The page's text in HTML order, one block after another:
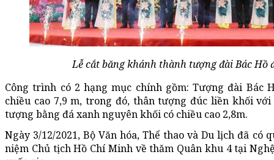
Lễ cắt băng khánh thành tượng đài Bác
Công trình có 2 hạng mục chính gồm: Tượng đài
chiều cao 7,9 m, trong đó, thân tượng đúc liền khối
tượng bằng đá xanh nguyên khối có chiều cao 2,8m.
Ngày 3/12/2021, Bộ Văn hóa, Thể thao và Du lịch đã
niệm Chủ tịch Hồ Chí Minh về thăm Quân khu 4 tại